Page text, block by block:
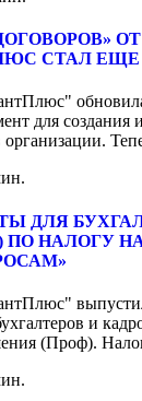
ОТ
СТАЛ ЕЩЕ
для создания
ДЛЯ
ПО НАЛОГУ
и
(Проф).